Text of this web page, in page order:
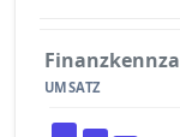
UMSATZ